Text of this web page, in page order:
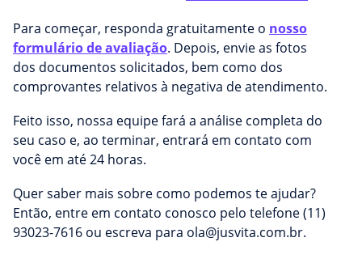
Para começar, responda gratuitamente o nosso
formulário de avaliação. Depois, envie as fotos
dos documentos solicitados, bem como dos
comprovantes relativos à negativa de atendimento.
Feito isso, nossa equipe fará a análise completa do
seu caso e, ao terminar, entrará em contato com
você em até 24 horas.
Quer saber mais sobre como podemos te ajudar?
Então, entre em contato conosco pelo telefone (11)
93023-7616 ou escreva para ola@jusvita.com.br.